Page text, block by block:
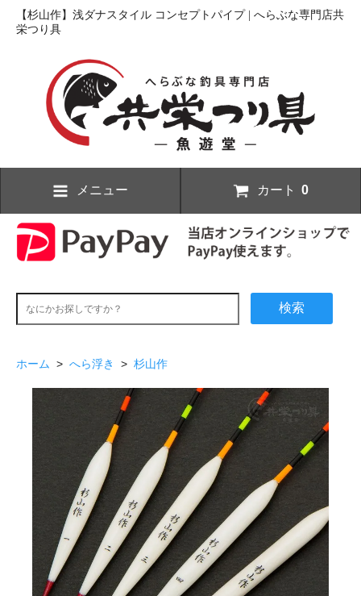
【杉山作】浅ダナスタイル コンセプトパイプ | へらぶな専門店共
栄つり具
メニュー カート 0
検索
ホーム > へら浮き > 杉山作